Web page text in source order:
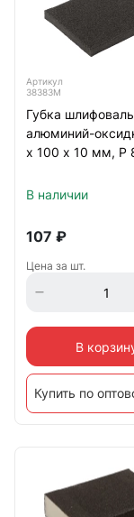
Артикул
38383М
Губка
алюминий-
х 100 х 10 мм, Р
В наличии
107 ₽
Цена за шт.
В
Купить по